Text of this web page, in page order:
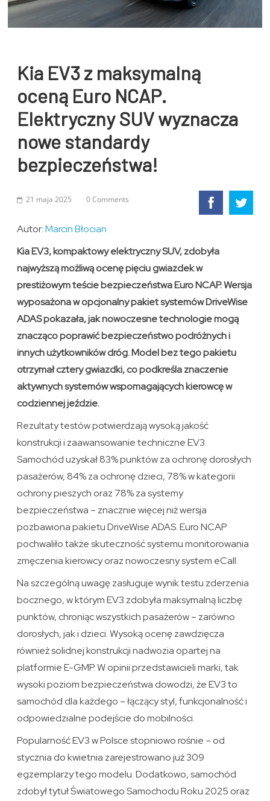
Kia EV3 z maksymalną
oceną Euro NCAP.
Elektryczny SUV wyznacza
nowe standardy
bezpieczeństwa!
21 maja 2025 0 Comments
Autor:Marcin Błocian
Kia EV3, kompaktowy elektryczny SUV, zdobyła
najwyższą możliwą ocenę pięciu gwiazdek w
prestiżowym teście bezpieczeństwa Euro NCAP. Wersja
wyposażona w opcjonalny pakiet systemów DriveWise
ADAS pokazała, jak nowoczesne technologie mogą
znacząco poprawić bezpieczeństwo podróżnych i
innych użytkowników dróg. Model bez tego pakietu
otrzymał cztery gwiazdki, co podkreśla znaczenie
aktywnych systemów wspomagających kierowcę w
codziennej jeździe.
Rezultaty testów potwierdzają wysoką jakość
konstrukcji i zaawansowanie techniczne EV3.
Samochód uzyskał 83% punktów za ochronę dorosłych
pasażerów, 84% za ochronę dzieci, 78% w kategorii
ochrony pieszych oraz 78% za systemy
bezpieczeństwa – znacznie więcej niż wersja
pozbawiona pakietu DriveWise ADAS. Euro NCAP
pochwaliło także skuteczność systemu monitorowania
zmęczenia kierowcy oraz nowoczesny system eCall.
Na szczególną uwagę zasługuje wynik testu zderzenia
bocznego, w którym EV3 zdobyła maksymalną liczbę
punktów, chroniąc wszystkich pasażerów – zarówno
dorosłych, jak i dzieci. Wysoką ocenę zawdzięcza
również solidnej konstrukcji nadwozia opartej na
platformie E-GMP. W opinii przedstawicieli marki, tak
wysoki poziom bezpieczeństwa dowodzi, że EV3 to
samochód dla każdego – łączący styl, funkcjonalność i
odpowiedzialne podejście do mobilności.
Popularność EV3 w Polsce stopniowo rośnie – od
stycznia do kwietnia zarejestrowano już 309
egzemplarzy tego modelu. Dodatkowo, samochód
zdobył tytuł Światowego Samochodu Roku 2025 oraz